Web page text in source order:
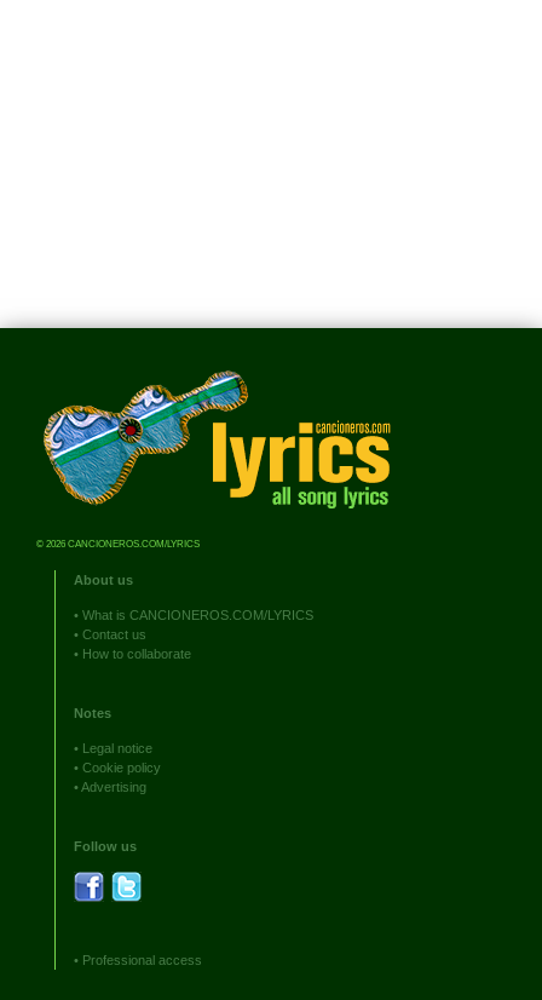
© 2026 CANCIONEROS.COM/LYRICS
About us
• What is CANCIONEROS.COM/LYRICS
• Contact us
• How to collaborate
Notes
• Legal notice
• Cookie policy
•Advertising
Follow us
• Professional access